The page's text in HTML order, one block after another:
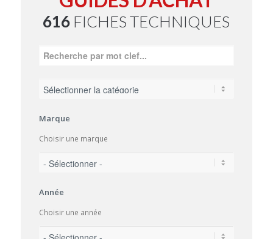
616 FICHES TECHNIQUES
Marque
Choisir une marque
Année
Choisir une année